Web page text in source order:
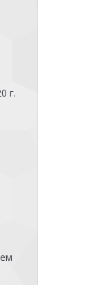
г.